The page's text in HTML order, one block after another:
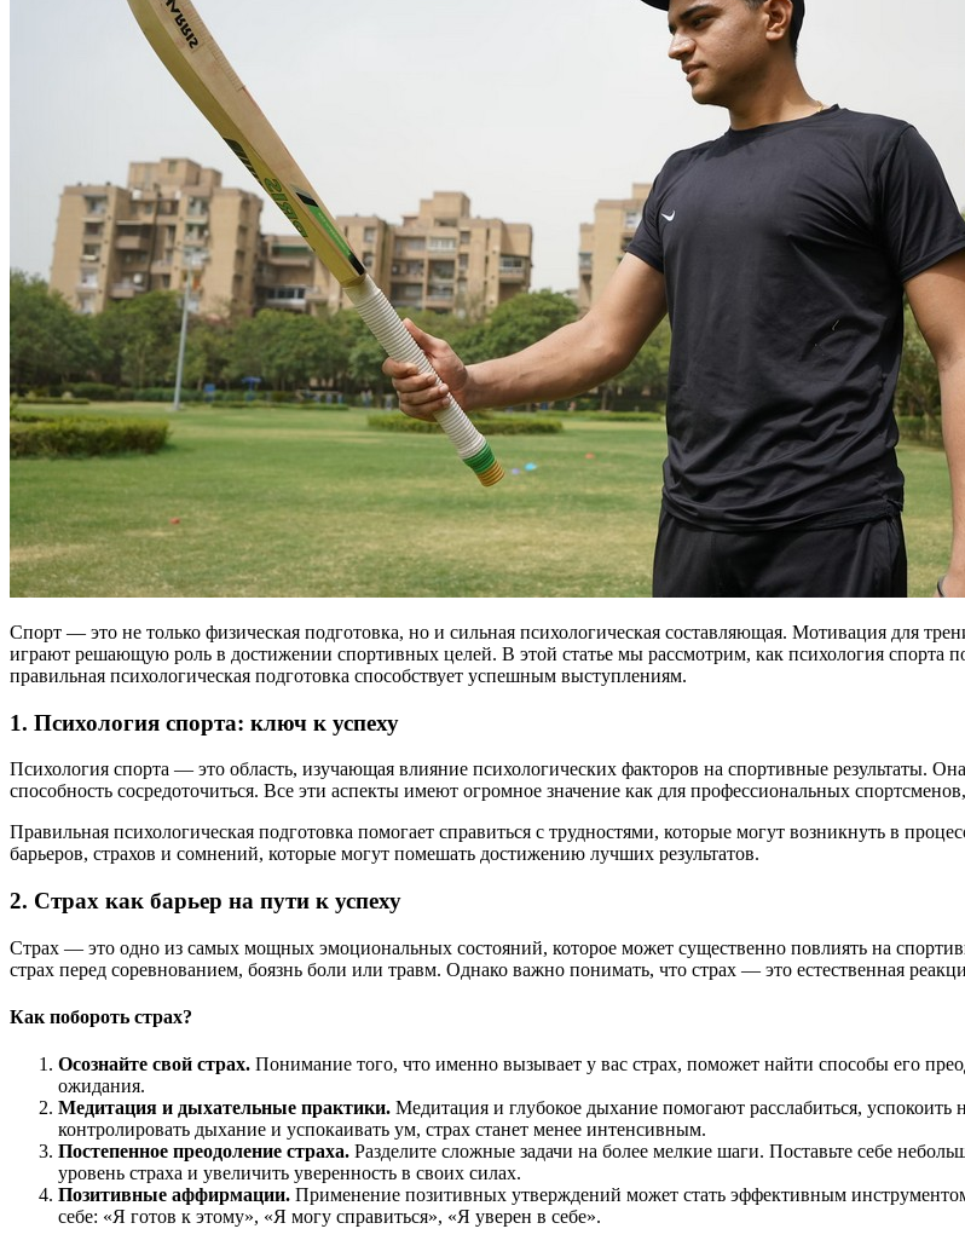
Спорт — это не только физическая подготовка, но и сильная психологическая составляющая. Мотивация для
играют решающую роль в достижении спортивных целей. В этой статье мы рассмотрим, как психология спорта
правильная психологическая подготовка способствует успешным выступлениям.
1. Психология спорта: ключ к успеху
Психология спорта — это область, изучающая влияние психологических факторов на спортивные результаты.
способность сосредоточиться. Все эти аспекты имеют огромное значение как для профессиональных
Правильная психологическая подготовка помогает справиться с трудностями, которые могут возникнуть в
барьеров, страхов и сомнений, которые могут помешать достижению лучших результатов.
2. Страх как барьер на пути к успеху
Страх — это одно из самых мощных эмоциональных состояний, которое может существенно повлиять на
страх перед соревнованием, боязнь боли или травм. Однако важно понимать, что страх — это естественная
Как побороть страх?
Осознайте свой страх. Понимание того, что именно вызывает у вас страх, поможет найти способы его
ожидания.
Медитация и дыхательные практики. Медитация и глубокое дыхание помогают расслабиться, успокоить
контролировать дыхание и успокаивать ум, страх станет менее интенсивным.
Постепенное преодоление страха. Разделите сложные задачи на более мелкие шаги. Поставьте себе
уровень страха и увеличить уверенность в своих силах.
Позитивные аффирмации. Применение позитивных утверждений может стать эффективным
себе: «Я готов к этому», «Я могу справиться», «Я уверен в себе».